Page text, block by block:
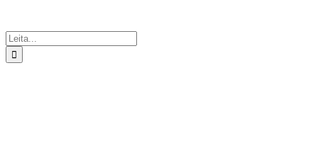
Search
for: